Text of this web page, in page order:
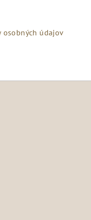
osobných údajov